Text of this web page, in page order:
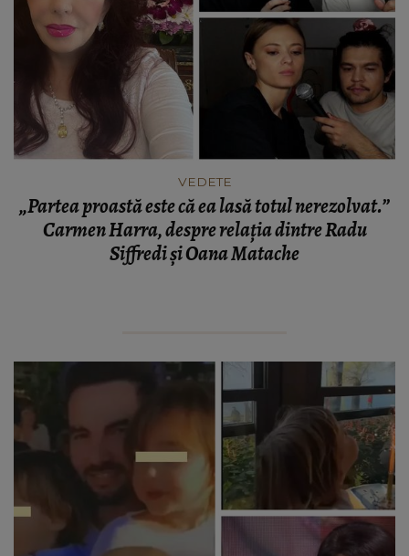
VEDETE
„Partea proastă este că ea lasă totul nerezolvat.”
Carmen Harra, despre relația dintre Radu
Siffredi și Oana Matache